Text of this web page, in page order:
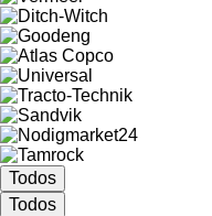
Todos
Todos